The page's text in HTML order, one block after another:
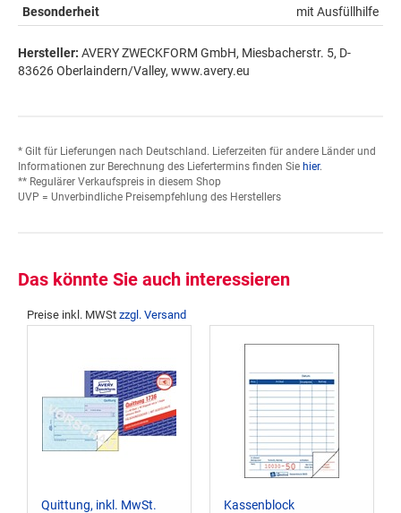
Besonderheit mit Ausfüllhilfe
Hersteller: AVERY ZWECKFORM GmbH, Miesbacherstr. 5, D-
83626 Oberlaindern/Valley, www.avery.eu
* Gilt für Lieferungen nach Deutschland. Lieferzeiten für andere Länder und
Informationen zur Berechnung des Liefertermins finden Sie hier.
** Regulärer Verkaufspreis in diesem Shop
UVP = Unverbindliche Preisempfehlung des Herstellers
Das könnte Sie auch interessieren
Preise inkl. MWSt zzgl. Versand
Quittung, inkl. MwSt. Kassenblock